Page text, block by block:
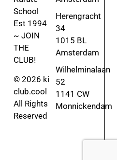
School
Est 1994
~ JOIN
THE
CLUB!
© 2026 ki
club.cool
All Rights
Reserved
Herengracht
34
1015 BL
Amsterdam
Wilhelminalaan
52
1141 CW
Monnickendam